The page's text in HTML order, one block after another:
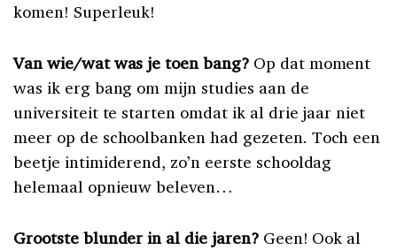
komen! Superleuk!
Van wie/wat was je toen bang?Op dat moment
was ik erg bang om mijn studies aan de
universiteit te starten omdat ik al drie jaar niet
meer op de schoolbanken had gezeten. Toch een
beetje intimiderend, zo’n eerste schooldag
helemaal opnieuw beleven…
Grootste blunder in al die jaren?Geen! Ook al